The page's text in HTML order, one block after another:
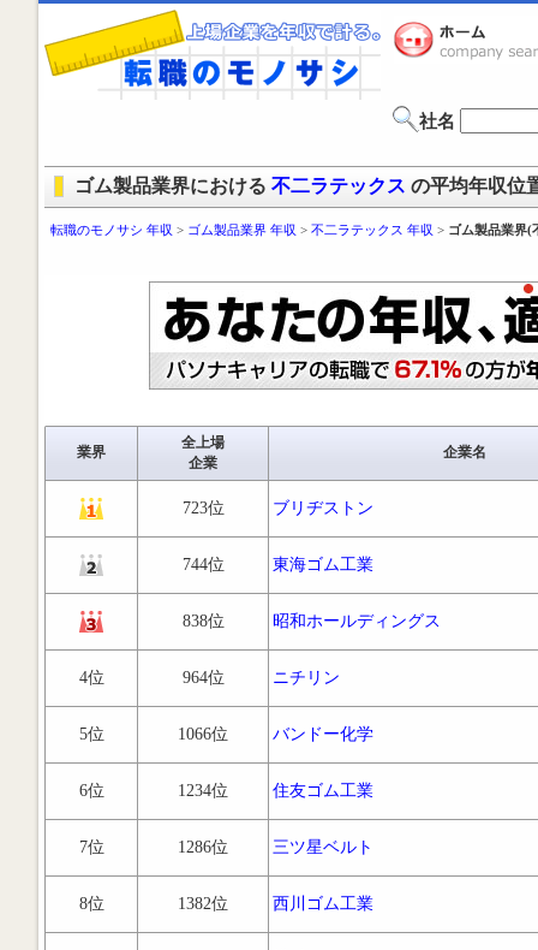
社名
ゴム製品業界における 不二ラテックス の平均年収位
転職のモノサシ 年収 > ゴム製品業界 年収 > 不二ラテックス 年収 > ゴム製品業界(
業界
全上場
企業
企業名
723位 ブリヂストン
744位 東海ゴム工業
838位 昭和ホールディングス
4位 964位 ニチリン
5位 1066位 バンドー化学
6位 1234位 住友ゴム工業
7位 1286位 三ツ星ベルト
8位 1382位 西川ゴム工業